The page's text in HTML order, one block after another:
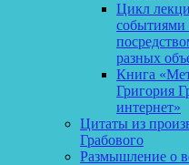
Цикл
событиями
разных
Книга
Григория
интернет»
Цитаты из
Грабового
Размышление о